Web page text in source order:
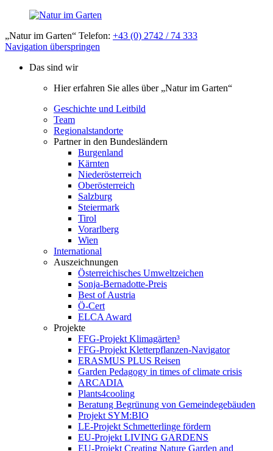
„Natur im Garten“ Telefon: +43 (0) 2742 / 74 333
Navigation überspringen
Das sind wir
Hier erfahren Sie alles über „Natur im Garten“
Geschichte und Leitbild
Team
Regionalstandorte
Partner in den Bundesländern
Burgenland
Kärnten
Niederösterreich
Oberösterreich
Salzburg
Steiermark
Tirol
Vorarlberg
Wien
International
Auszeichnungen
Österreichisches Umweltzeichen
Sonja-Bernadotte-Preis
Best of Austria
Ö-Cert
ELCA Award
Projekte
FFG-Projekt Klimagärten³
FFG-Projekt Kletterpflanzen-Navigator
ERASMUS PLUS Reisen
Garden Pedagogy in times of climate crisis
ARCADIA
Plants4cooling
Beratung Begrünung von Gemeindegebäuden
Projekt SYM:BIO
LE-Projekt Schmetterlinge fördern
EU-Projekt LIVING GARDENS
EU-Projekt Creating Nature Garden and